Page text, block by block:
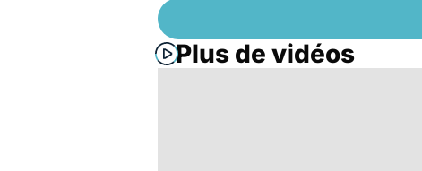
Plus de vidéos